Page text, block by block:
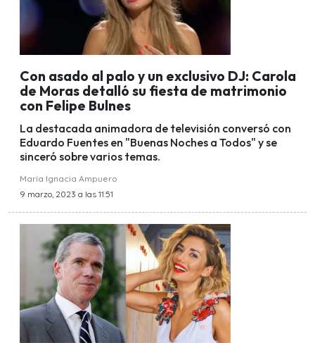
Con asado al palo y un exclusivo DJ: Carola
de Moras detalló su fiesta de matrimonio
con Felipe Bulnes
La destacada animadora de televisión conversó con
Eduardo Fuentes en "Buenas Noches a Todos" y se
sinceró sobre varios temas.
María Ignacia Ampuero
9 marzo, 2023 a las 11:51